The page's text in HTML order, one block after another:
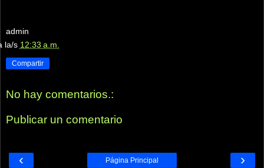
admin
la/s 12:33 a.m.
Compartir
No hay comentarios.:
Publicar un comentario
‹ ›
Página Principal